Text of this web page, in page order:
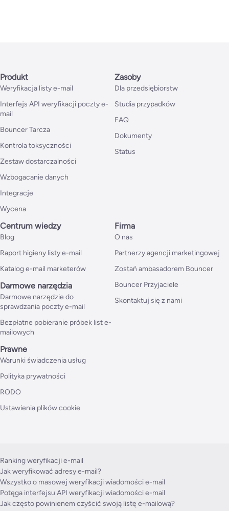
Produkt
Weryfikacja listy e-mail
Interfejs API weryfikacji poczty e-
mail
Bouncer Tarcza
Kontrola toksyczności
Zestaw dostarczalności
Wzbogacanie danych
Integracje
Wycena
Zasoby
Dla przedsiębiorstw
Studia przypadków
FAQ
Dokumenty
Status
Centrum wiedzy
Blog
Raport higieny listy e-mail
Katalog e-mail marketerów
Darmowe narzędzia
Darmowe narzędzie do
sprawdzania poczty e-mail
Bezpłatne pobieranie próbek list e-
mailowych
Firma
O nas
Partnerzy agencji marketingowej
Zostań ambasadorem Bouncer
Bouncer Przyjaciele
Skontaktuj się z nami
Prawne
Warunki świadczenia usług
Polityka prywatności
RODO
Ustawienia plików cookie
Ranking weryfikacji e-mail
Jak weryfikować adresy e-mail?
Wszystko o masowej weryfikacji wiadomości e-mail
Potęga interfejsu API weryfikacji wiadomości e-mail
Jak często powinienem czyścić swoją listę e-mailową?